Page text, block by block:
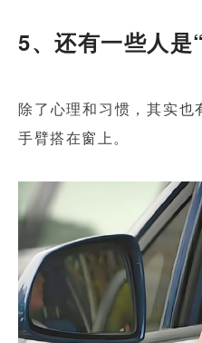
5、还有一些人是
除了心理和习惯，其实
手臂搭在窗上。